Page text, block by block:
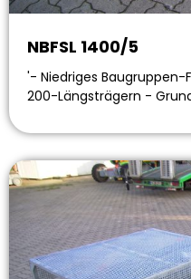
NBFSL 1400/5
'- Niedriges Baugruppen-
200-Längsträgern -